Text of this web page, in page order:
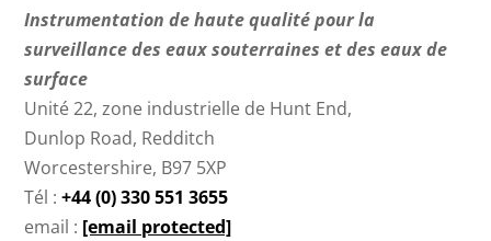
Instrumentation de haute qualité pour la
surveillance des eaux souterraines et des eaux de
surface
Unité 22, zone industrielle de Hunt End,
Dunlop Road, Redditch
Worcestershire, B97 5XP
Tél :+44 (0) 330 551 3655
email : [email protected]